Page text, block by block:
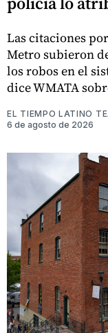
Las citaciones
Metro subieron
los robos en el
dice WMATA
EL TIEMPO LATINO
6 de agosto de 2026